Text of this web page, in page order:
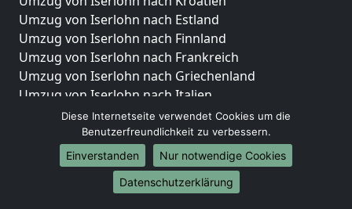
Umzug von Iserlohn nach Estland
Umzug von Iserlohn nach Finnland
Umzug von Iserlohn nach Frankreich
Umzug von Iserlohn nach Griechenland
Umzug von Iserlohn nach Italien
Umzug von Iserlohn nach Liechtenstein
Umzug von Iserlohn nach Luxemburg
Umzug von Iserlohn nach Niederlande
Umzug von Iserlohn nach Norwegen
Umzüge-Deutschlandweit
Diese Internetseite verwendet Cookies um die
Benutzerfreundlichkeit zu verbessern.
Einverstanden
Nur notwendige Cookies
Datenschutzerklärung